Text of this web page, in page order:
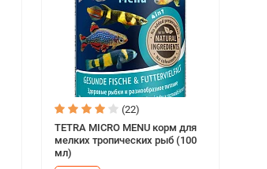
(22)
TETRA MICRO MENU корм для
мелких тропических рыб (100
мл)